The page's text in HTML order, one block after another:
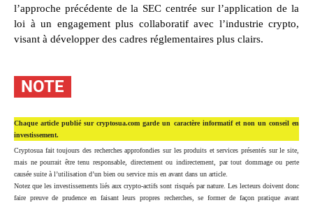
l’approche précédente de la SEC centrée sur l’application de la
loi à un engagement plus collaboratif avec l’industrie crypto,
visant à développer des cadres réglementaires plus clairs.
NOTE
Chaque article publié sur cryptosua.com garde un caractère informatif et non un conseil en
investissement.
Cryptosua fait toujours des recherches approfondies sur les produits et services présentés sur le site,
mais ne pourrait être tenu responsable, directement ou indirectement, par tout dommage ou perte
causée suite à l’utilisation d’un bien ou service mis en avant dans un article.
Notez que les investissements liés aux crypto-actifs sont risqués par nature. Les lecteurs doivent donc
faire preuve de prudence en faisant leurs propres recherches, se former de façon pratique avant